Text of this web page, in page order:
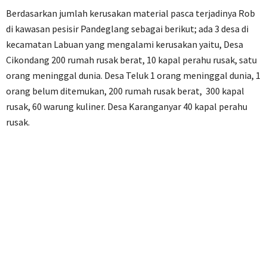
Berdasarkan jumlah kerusakan material pasca terjadinya Rob
di kawasan pesisir Pandeglang sebagai berikut; ada 3 desa di
kecamatan Labuan yang mengalami kerusakan yaitu, Desa
Cikondang 200 rumah rusak berat, 10 kapal perahu rusak, satu
orang meninggal dunia. Desa Teluk 1 orang meninggal dunia, 1
orang belum ditemukan, 200 rumah rusak berat, 300 kapal
rusak, 60 warung kuliner. Desa Karanganyar 40 kapal perahu
rusak.